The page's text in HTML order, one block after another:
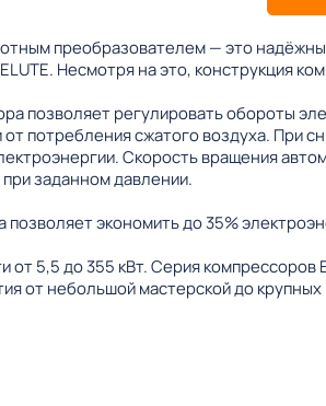
преобразователем — это
Несмотря на это, конструкция
позволяет регулировать обороты
потребления сжатого воздуха. При
Скорость вращения
заданном давлении.
экономить до 35%
5,5 до 355 кВт. Серия
от небольшой мастерской до крупных